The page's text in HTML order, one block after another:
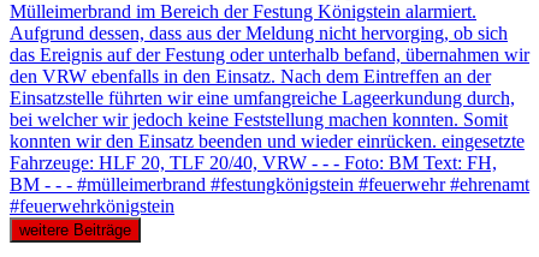
weitere Beiträge